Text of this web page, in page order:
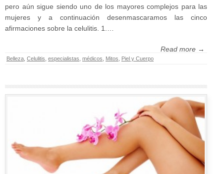
pero aún sigue siendo uno de los mayores complejos para las
mujeres y a continuación desenmascaramos las cinco
afirmaciones sobre la celulitis. 1.…
Read more →
Belleza Celulitis especialistas médicos Mitos Piel y Cuerpo